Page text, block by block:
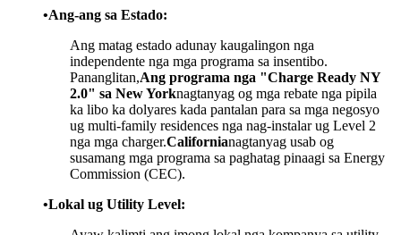
•Ang-ang sa Estado:
Ang matag estado adunay kaugalingon nga
independente nga mga programa sa insentibo.
Pananglitan,Ang programa nga "Charge Ready NY
2.0" sa New Yorknagtanyag og mga rebate nga pipila
ka libo ka dolyares kada pantalan para sa mga negosyo
ug multi-family residences nga nag-instalar ug Level 2
nga mga charger.Californianagtanyag usab og
susamang mga programa sa paghatag pinaagi sa Energy
Commission (CEC).
•Lokal ug Utility Level: